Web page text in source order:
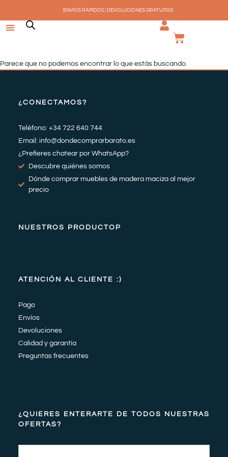
contenido
ENVÍOS RÁPIDOS | DEVOLUCIONES GRATUITAS
Parece que no podemos encontrar lo que estás buscando.
¿CONECTAMOS?
Teléfono: +34 722 640 744
Email: info@dondecomprarbarato.es
¿Prefieres chatear por WhatsApp?
Descubre quiénes somos
Dónde comprar muebles de madera maciza al mejor
precio
NUESTROS PRODUCTOP
ATENCIÓN AL CLIENTE :)
Pago
Envíos
Devoluciones
Calidad y garantía
Preguntas frecuentes
¿QUIERES ENTERARTE DE TODOS NUESTRAS
OFERTAS?